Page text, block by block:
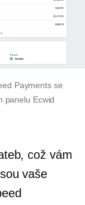
Payments se
panelu Ecwid
což vám
vaše